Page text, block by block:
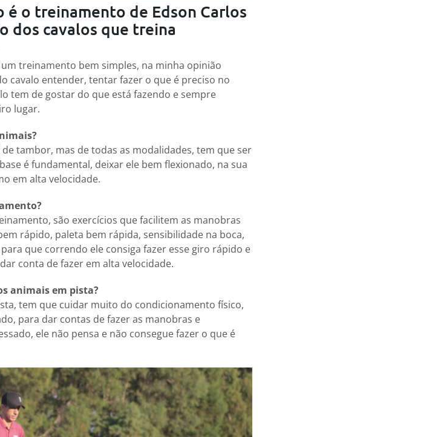
é o treinamento de Edson Carlos
dos cavalos que treina
treinamento bem simples, na minha opinião
cavalo entender, tentar fazer o que é preciso no
tem de gostar do que está fazendo e sempre
lugar.
tambor, mas de todas as modalidades, tem que ser
é fundamental, deixar ele bem flexionado, na sua
em alta velocidade.
são exercícios que facilitem as manobras
rápido, paleta bem rápida, sensibilidade na boca,
que correndo ele consiga fazer esse giro rápido e
conta de fazer em alta velocidade.
animais em pista?
tem que cuidar muito do condicionamento físico,
para dar contas de fazer as manobras e
ele não pensa e não consegue fazer o que é